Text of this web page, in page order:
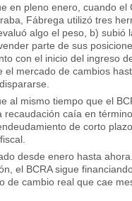
en pleno enero, cuando
Fábrega utilizó tres
algo el peso, b)
parte de sus
con el inicio del ingreso
el mercado de cambios
al mismo tiempo que el
recaudación caía en
de corto
desde enero hasta
el BCRA sigue
de cambio real que cae